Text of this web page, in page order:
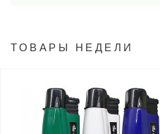
ТОВАРЫ НЕДЕЛИ